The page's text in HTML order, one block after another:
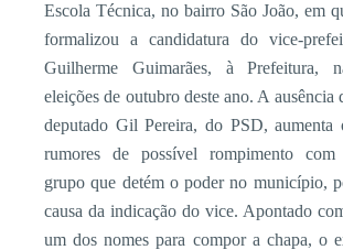
Escola Técnica, no bairro São João, em
formalizou a candidatura do vice-
Guilherme Guimarães, à Prefeitura,
eleições de outubro deste ano. A ausência
deputado Gil Pereira, do PSD, aumenta
rumores de possível rompimento
grupo que detém o poder no município,
causa da indicação do vice. Apontado
um dos nomes para compor a chapa, o